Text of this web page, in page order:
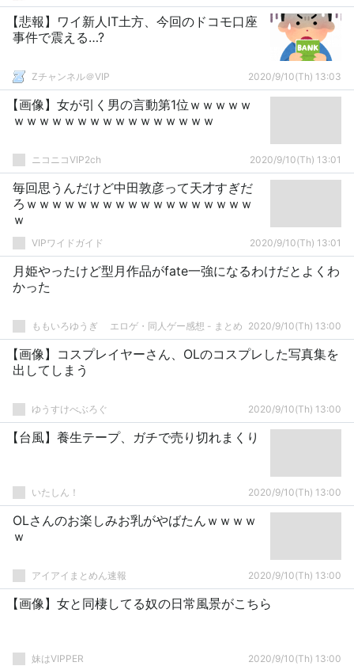
【悲報】ワイ新人IT土方、今回のドコモ口座
事件で震える…?
Zチャンネル＠VIP 2020/9/10(Th) 13:03
【画像】女が引く男の言動第1位ｗｗｗｗｗ
ｗｗｗｗｗｗｗｗｗｗｗｗｗｗｗｗ
ニコニコVIP2ch 2020/9/10(Th) 13:01
毎回思うんだけど中田敦彦って天才すぎだ
ろｗｗｗｗｗｗｗｗｗｗｗｗｗｗｗｗｗｗ
ｗ
VIPワイドガイド 2020/9/10(Th) 13:01
月姫やったけど型月作品がfate一強になるわけだとよくわ
かった
ももいろゆうぎ エロゲ・同人ゲー感想 - まとめ 2020/9/10(Th) 13:00
【画像】コスプレイヤーさん、OLのコスプレした写真集を
出してしまう
ゆうすけべぶろぐ 2020/9/10(Th) 13:00
【台風】養生テープ、ガチで売り切れまくり
いたしん！ 2020/9/10(Th) 13:00
OLさんのお楽しみお乳がやばたんｗｗｗｗ
ｗ
アイアイまとめん速報 2020/9/10(Th) 13:00
【画像】女と同棲してる奴の日常風景がこちら
妹はVIPPER 2020/9/10(Th) 13:00